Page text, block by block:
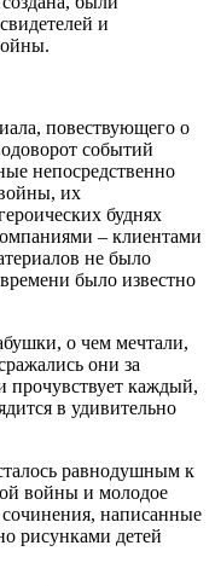
и
повествующего о
событий
непосредственно
их
буднях
– клиентами
не было
было известно
о чем мечтали,
они за
прочувствует каждый,
в удивительно
равнодушным к
войны и молодое
написанные
рисунками детей